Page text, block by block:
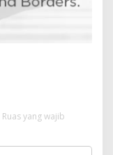
Ruas yang wajib